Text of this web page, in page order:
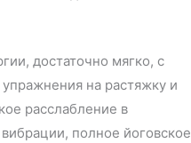
достаточно мягко, с
на растяжку и
расслабление в
полное йоговское